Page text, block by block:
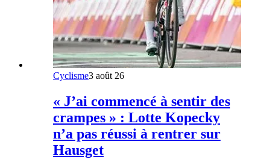
Cyclisme3 août 26
« J’ai commencé à sentir des
crampes » : Lotte Kopecky
n’a pas réussi à rentrer sur
Hausget